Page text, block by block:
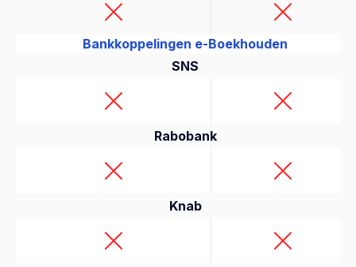
Bankkoppelingen e-Boekhouden
SNS
Rabobank
Knab